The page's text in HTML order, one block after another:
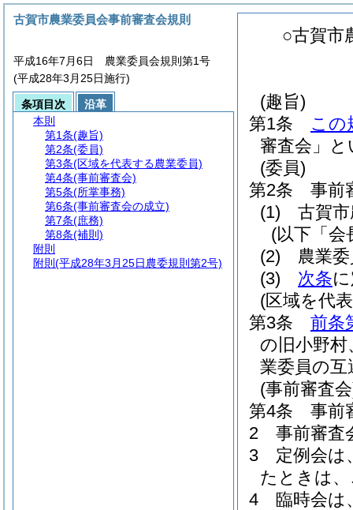
○古賀市
(趣旨)
第1条
この
審査会」と
(委員)
第2条
事前
(1)
古賀
(以下「会
(2)
農業
(3)
次条
(区域を代
第3条
前条
の旧小野
業委員の
(事前審査
第4条
事前
2
事前審査
3
定例会は
たときは
4
臨時会は
古賀市農業委員会事前審査会規則
平成16年7月6日 農業委員会規則第1号
(平成28年3月25日施行)
条項目次
沿革
本則
第1条(趣旨)
第2条(委員)
第3条(区域を代表する農業委員)
第4条(事前審査会)
第5条(所掌事務)
第6条(事前審査会の成立)
第7条(庶務)
第8条(補則)
附則
附則 (平成28年3月25日農委規則第2号)